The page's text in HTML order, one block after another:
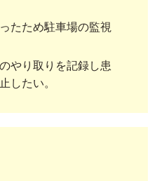
たため駐車場の監視
やり取りを記録し患
したい。